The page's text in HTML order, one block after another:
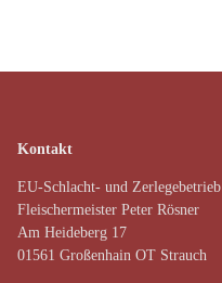
Kontakt
EU-Schlacht- und Zerlegebetrieb
Fleischermeister Peter Rösner
Am Heideberg 17
01561 Großenhain OT Strauch